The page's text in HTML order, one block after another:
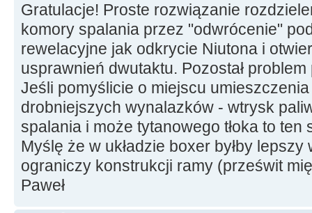
Gratulacje! Proste rozwiązanie
komory spalania przez "odwrócenie"
rewelacyjne jak odkrycie Niutona i
usprawnień dwutaktu. Pozostał
Jeśli pomyślicie o miejscu
drobniejszych wynalazków - wtrysk
spalania i może tytanowego tłoka to ten
Myślę że w układzie boxer byłby
ograniczy konstrukcji ramy (prześwit
Paweł